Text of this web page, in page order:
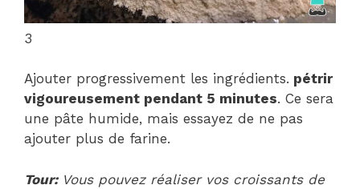
3
Ajouter progressivement les ingrédients. pétrir
vigoureusement pendant 5 minutes. Ce sera
une pâte humide, mais essayez de ne pas
ajouter plus de farine.
Tour:Vous pouvez réaliser vos croissants de